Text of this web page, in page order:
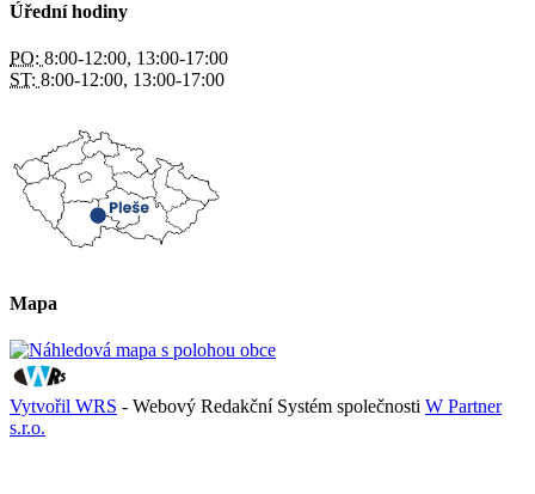
Úřední hodiny
PO: 8:00-12:00, 13:00-17:00
ST: 8:00-12:00, 13:00-17:00
Mapa
Vytvořil WRS - Webový Redakční Systém společnosti W Partner
s.r.o.